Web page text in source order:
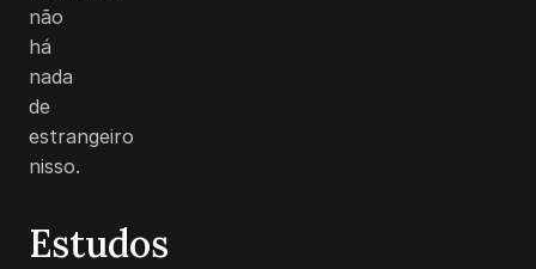
não
há
nada
de
estrangeiro
nisso.
Estudos